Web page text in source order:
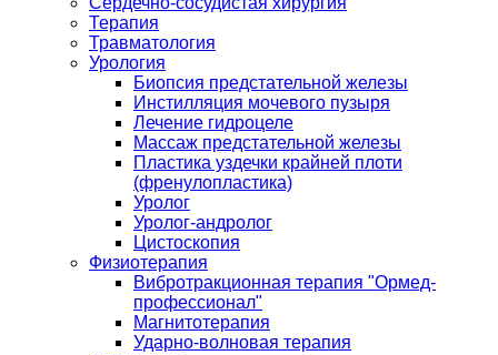
Терапия
Травматология
Урология
Биопсия предстательной железы
Инстилляция мочевого пузыря
Лечение гидроцеле
Массаж предстательной железы
Пластика уздечки крайней плоти
(френулопластика)
Уролог
Уролог-андролог
Цистоскопия
Физиотерапия
Вибротракционная терапия "Ормед-
профессионал"
Магнитотерапия
Ударно-волновая терапия